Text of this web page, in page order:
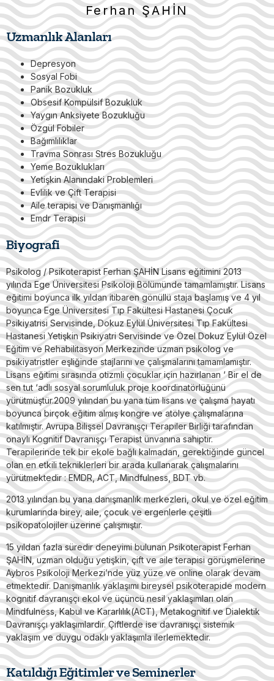
Ferhan ŞAHİN
Uzmanlık Alanları
Depresyon
Sosyal Fobi
Panik Bozukluk
Obsesif Kompülsif Bozukluk
Yaygın Anksiyete Bozukluğu
Özgül Fobiler
Bağımlılıklar
Travma Sonrası Stres Bozukluğu
Yeme Bozuklukları
Yetişkin Alanındaki Problemleri
Evlilik ve Çift Terapisi
Aile terapisi ve Danışmanlığı
Emdr Terapisi
Biyografi
Psikolog / Psikoterapist Ferhan ŞAHİN Lisans eğitimini 2013
yılında Ege Üniversitesi Psikoloji Bölümünde tamamlamıştır. Lisans
eğitimi boyunca ilk yıldan itibaren gönüllü staja başlamış ve 4 yıl
boyunca Ege Üniversitesi Tıp Fakültesi Hastanesi Çocuk
Psikiyatrisi Servisinde, Dokuz Eylül Üniversitesi Tıp Fakültesi
Hastanesi Yetişkin Psikiyatri Servisinde ve Özel Dokuz Eylül Özel
Eğitim ve Rehabilitasyon Merkezinde uzman psikolog ve
psikiyatristler eşliğinde stajlarını ve çalışmalarını tamamlamıştır.
Lisans eğitimi sırasında otizmli çocuklar için hazırlanan ‘ Bir el de
sen tut ‘adlı sosyal sorumluluk proje koordinatörlüğünü
yürütmüştür.2009 yılından bu yana tüm lisans ve çalışma hayatı
boyunca birçok eğitim almış kongre ve atölye çalışmalarına
katılmıştır. Avrupa Bilişsel Davranışçı Terapiler Birliği tarafından
onaylı Kognitif Davranışçı Terapist ünvanına sahiptir.
Terapilerinde tek bir ekole bağlı kalmadan, gerektiğinde güncel
olan en etkili tekniklerleri bir arada kullanarak çalışmalarını
yürütmektedir : EMDR, ACT, Mindfulness, BDT vb.
2013 yılından bu yana danışmanlık merkezleri, okul ve özel eğitim
kurumlarında birey, aile, çocuk ve ergenlerle çeşitli
psikopatolojiler üzerine çalışmıştır.
15 yıldan fazla süredir deneyimi bulunan Psikoterapist Ferhan
ŞAHİN, uzman olduğu yetişkin, çift ve aile terapisi görüşmelerine
Aybros Psikoloji Merkezi’nde yüz yüze ve online olarak devam
etmektedir. Danışmanlık yaklaşımı bireysel psikoterapide modern
kognitif davranışçı ekol ve üçüncü nesil yaklaşımları olan
Mindfulness, Kabul ve Kararlılık(ACT), Metakognitif ve Dialektik
Davranışçı yaklaşımlardır. Çiftlerde ise davranışçı sistemik
yaklaşım ve duygu odaklı yaklaşımla ilerlemektedir.
Katıldığı Eğitimler ve Seminerler